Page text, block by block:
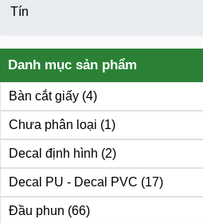
Tín
Danh mục sản phẩm
Bàn cắt giấy (4)
Chưa phân loại (1)
Decal định hình (2)
Decal PU - Decal PVC (17)
Đầu phun (66)